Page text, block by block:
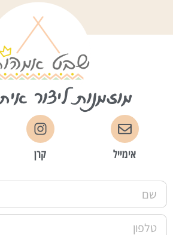
מוזמנות ליצור
אימייל קרן